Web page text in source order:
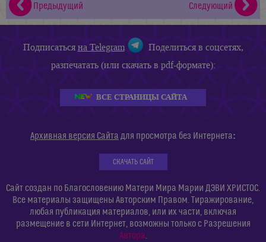
Предыдущий
Следующий
Подписатьсяна Telegram
Поделиться в соцсетях,
разпечатать (или скачать в pdf-формате):
ВСЕ СТРАНИЦЫ САЙТА
Архивная версия Сайта для просмотра без Интернета:
СКАЧАТЬ САЙТ
Сайт создан по Благословению Матери Мира Марии ДЭВИ ХРИСТОС.
Все материалы защищены Авторским Правом. Тиражирование,
любая публикация материалов, или их части, включая
размещение в сети Интернет, возможны только с Разрешения
Автора.